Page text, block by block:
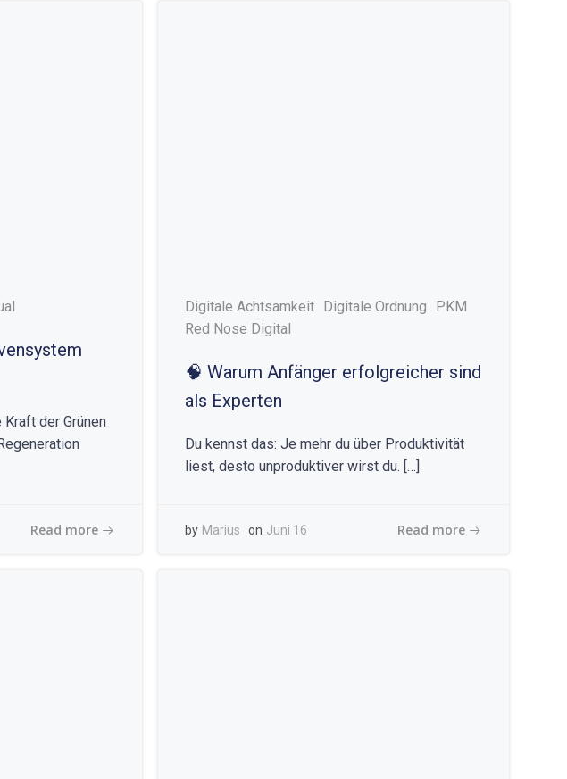
der Grünen
Read more
Digitale Achtsamkeit Digitale Ordnung
PKM
Red Nose Digital
🧠 Warum Anfänger erfolgreicher sind
als Experten
Du kennst das: Je mehr du über Produktivität
liest, desto unproduktiver wirst du. […]
by Marius on Juni 16 Read more